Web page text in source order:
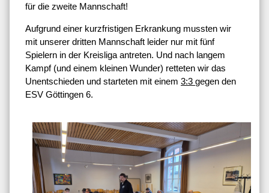
für die zweite Mannschaft!
Aufgrund einer kurzfristigen Erkrankung mussten wir
mit unserer dritten Mannschaft leider nur mit fünf
Spielern in der Kreisliga antreten. Und nach langem
Kampf (und einem kleinen Wunder) retteten wir das
Unentschieden und starteten mit einem 3:3 gegen den
ESV Göttingen 6.